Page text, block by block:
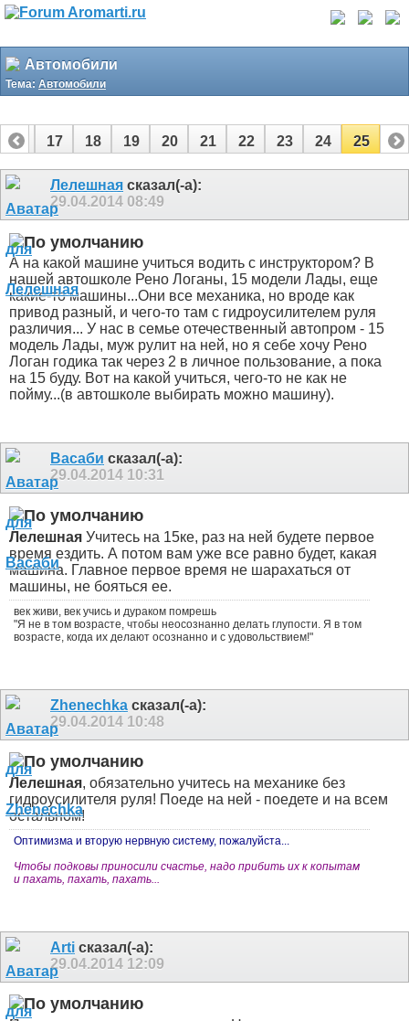
Автомобили
Тема: Автомобили
16 17 18 19 20 21 22 23 24 25
Лелешная сказал(-а):
29.04.2014 08:49
А на какой машине учиться водить с инструктором? В
нашей автошколе Рено Логаны, 15 модели Лады, еще
какие-то машины...Они все механика, но вроде как
привод разный, и чего-то там с гидроусилителем руля
различия... У нас в семье отечественный автопром - 15
модель Лады, муж рулит на ней, но я себе хочу Рено
Логан годика так через 2 в личное пользование, а пока
на 15 буду. Вот на какой учиться, чего-то не как не
пойму...(в автошколе выбирать можно машину).
Васаби сказал(-а):
29.04.2014 10:31
Лелешная Учитесь на 15ке, раз на ней будете первое
время ездить. А потом вам уже все равно будет, какая
машина. Главное первое время не шарахаться от
машины, не бояться ее.
век живи, век учись и дураком помрешь
"Я не в том возрасте, чтобы неосознанно делать глупости. Я в том
возрасте, когда их делают осознанно и с удовольствием!"
Zhenechka сказал(-а):
29.04.2014 10:48
Лелешная, обязательно учитесь на механике без
гидроусилителя руля! Поеде на ней - поедете и на всем
остальном!
Оптимизма и вторую нервную систему, пожалуйста...
Чтобы подковы приносили счастье, надо прибить их к копытам
и пахать, пахать, пахать...
Arti сказал(-а):
29.04.2014 12:09